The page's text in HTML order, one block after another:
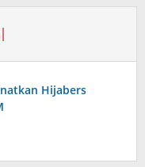
Hijabers